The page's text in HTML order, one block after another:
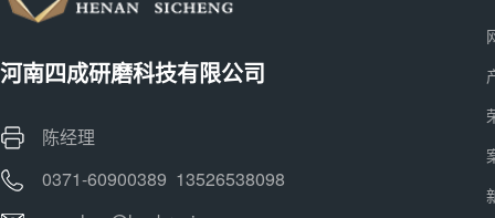
河南四成研磨科技有限公司
陈经理
0371-60900389 13526538098